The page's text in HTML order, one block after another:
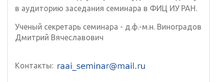
в аудиторию заседания семинара в ФИЦ ИУ РАН.
Ученый секретарь семинара - д.ф.-м.н. Виноградов
Дмитрий Вячеславович
Контакты: